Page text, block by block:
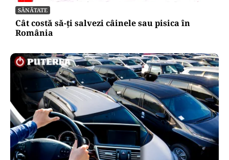
SĂNĂTATE
Cât costă să-ți salvezi câinele sau pisica în
România